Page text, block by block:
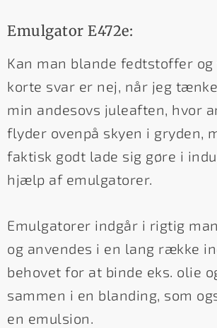
Emulgator E472e:
Kan man blande fedtstoffer og
korte svar er nej, når jeg
min andesovs juleaften, hvor
flyder ovenpå skyen i gryden,
faktisk godt lade sig gøre i
hjælp af emulgatorer.
Emulgatorer indgår i rigtig
og anvendes i en lang række
behovet for at binde eks. olie
sammen i en blanding, som
en emulsion.